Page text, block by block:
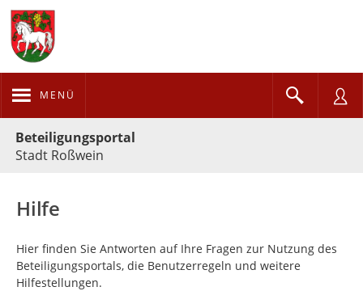
MENÜ
Beteiligungsportal
Stadt Roßwein
Hilfe
Hier finden Sie Antworten auf Ihre Fragen zur Nutzung des
Beteiligungsportals, die Benutzerregeln und weitere
Hilfestellungen.